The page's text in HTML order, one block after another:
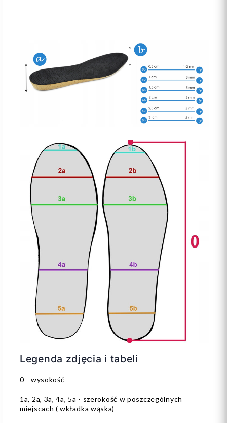
Legenda zdjęcia i tabeli
0 - wysokość
1a, 2a, 3a, 4a, 5a - szerokość w poszczególnych
miejscach ( wkładka wąska)